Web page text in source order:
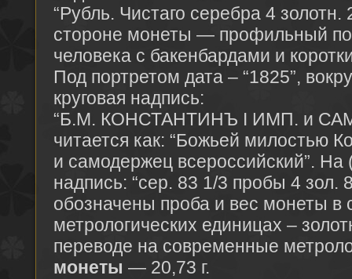
“Рубль. Чистаго серебра 4 золотн.
стороне монеты — профильный
человека с бакенбардами и
Под портретом дата – “1825”,
круговая надпись:
“Б.М. КОНСТАНТИНЪ I ИМП. и
читается как: “Божьей милостью
и самодержец всероссийский”. На
надпись: “сер. 83 1/3 пробы 4 зол.
обозначены проба и вес монеты в
метрологических единицах –
переводе на современные
монеты — 20,73 г.